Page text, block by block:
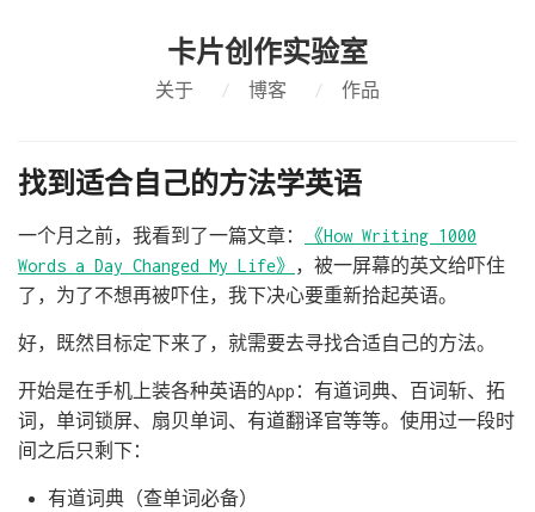
卡片创作实验室
关于 / 博客 / 作品
找到适合自己的方法学英语
一个月之前，我看到了一篇文章：
《How Writing 1000
Words a Day Changed My Life》 ，被一屏幕的英文给吓住
了，为了不想再被吓住，我下决心要重新拾起英语。
好，既然目标定下来了，就需要去寻找合适自己的方法。
开始是在手机上装各种英语的App：有道词典、百词斩、拓
词，单词锁屏、扇贝单词、有道翻译官等等。使用过一段时
间之后只剩下：
有道词典（查单词必备）